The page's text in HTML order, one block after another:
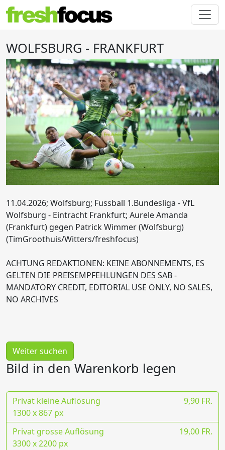
WOLFSBURG - FRANKFURT
11.04.2026; Wolfsburg; Fussball 1.Bundesliga - VfL
Wolfsburg - Eintracht Frankfurt; Aurele Amanda
(Frankfurt) gegen Patrick Wimmer (Wolfsburg)
(TimGroothuis/Witters/freshfocus)
ACHTUNG REDAKTIONEN: KEINE ABONNEMENTS, ES
GELTEN DIE PREISEMPFEHLUNGEN DES SAB -
MANDATORY CREDIT, EDITORIAL USE ONLY, NO SALES,
NO ARCHIVES
Weiter suchen
Bild in den Warenkorb legen
Privat kleine Auflösung
9,90 FR.
1300 x 867 px
Privat grosse Auflösung
19,00 FR.
3300 x 2200 px